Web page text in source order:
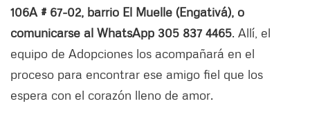
106A # 67-02, barrio El Muelle (Engativá), o
comunicarse al WhatsApp 305 837 4465. Allí, el
equipo de Adopciones los acompañará en el
proceso para encontrar ese amigo fiel que los
espera con el corazón lleno de amor.